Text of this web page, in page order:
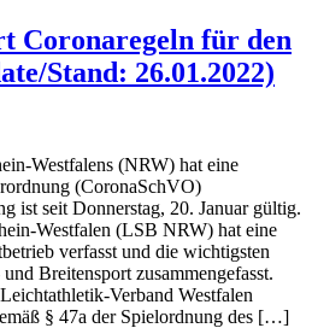
Coronaregeln für den
Stand: 26.01.2022)
Westfalens (NRW) hat eine
(CoronaSchVO)
ist seit Donnerstag, 20. Januar gültig.
Westfalen (LSB NRW) hat eine
verfasst und die wichtigsten
Breitensport zusammengefasst.
Verband Westfalen
§ 47a der Spielordnung des […]